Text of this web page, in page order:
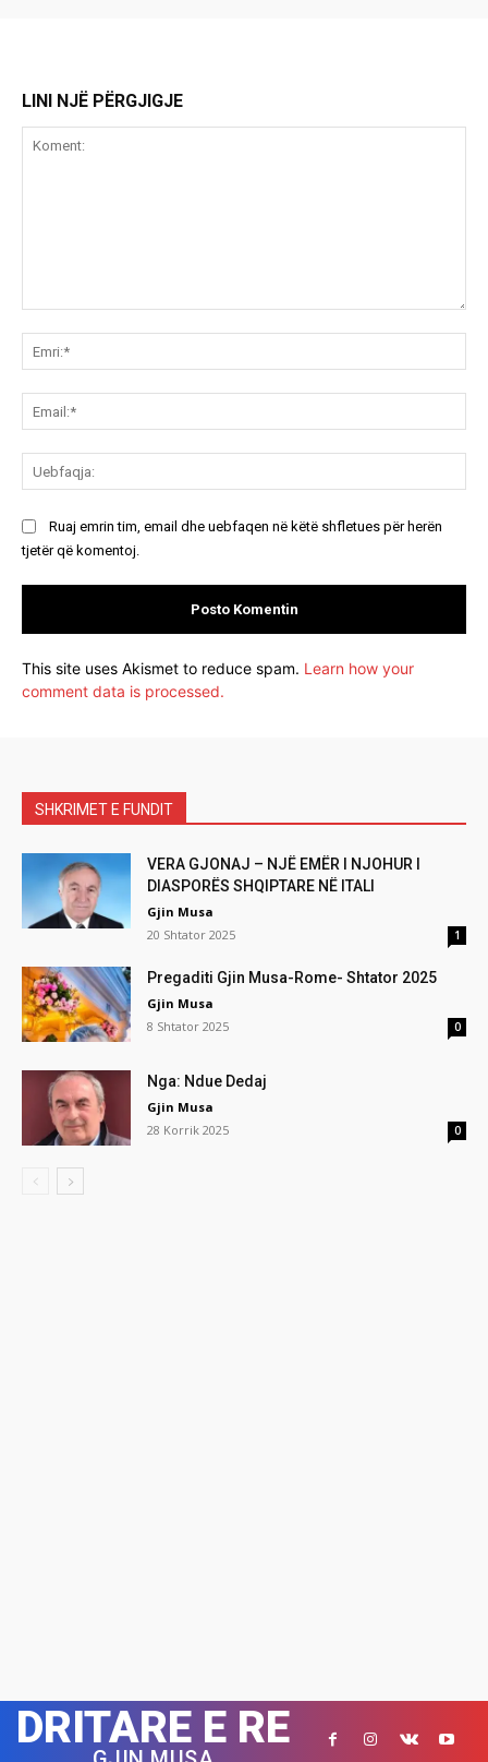
LINI NJË PËRGJIGJE
Ruaj emrin tim, email dhe uebfaqen në këtë shfletues për herën
tjetër që komentoj.
This site uses Akismet to reduce spam. Learn how your
comment data is processed.
SHKRIMET E FUNDIT
VERA GJONAJ – NJË EMËR I NJOHUR I
DIASPORËS SHQIPTARE NË ITALI
Gjin Musa
20 Shtator 2025
1
Pregaditi Gjin Musa-Rome- Shtator 2025
Gjin Musa
8 Shtator 2025
0
Nga: Ndue Dedaj
Gjin Musa
28 Korrik 2025
0
DRITARE E RE